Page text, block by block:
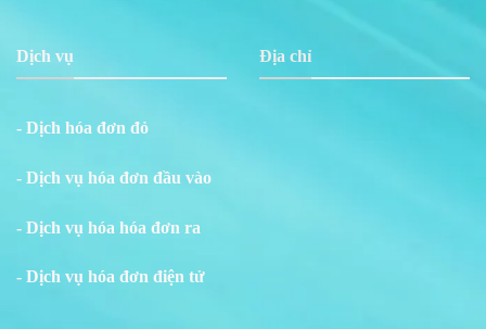
Dịch vụ
- Dịch hóa đơn đỏ
- Dịch vụ hóa đơn đầu vào
- Dịch vụ hóa hóa đơn ra
- Dịch vụ hóa đơn điện tử
Địa chỉ